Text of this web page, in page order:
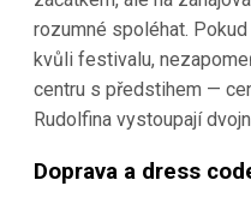
rozumné spoléhat.
kvůli festivalu,
centru s předstihem —
Rudolfina vystoupají
Doprava a dress